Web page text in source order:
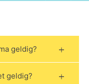
geldig?
geldig?